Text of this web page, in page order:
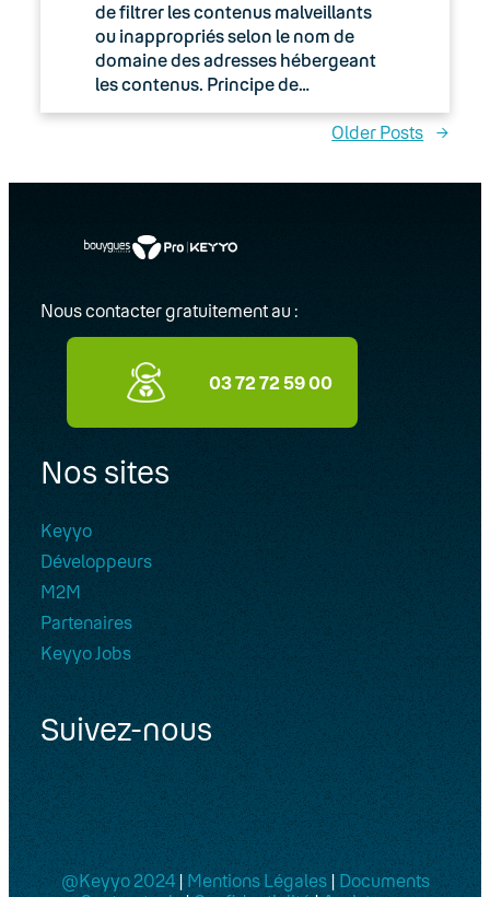
de filtrer les contenus malveillants
ou inappropriés selon le nom de
domaine des adresses hébergeant
les contenus. Principe de…
Older Posts →
Nous contacter gratuitement au :
03 72 72 59 00
Nos sites
Keyyo
Développeurs
M2M
Partenaires
Keyyo Jobs
Suivez-nous
@Keyyo 2024| Mentions Légales|Documents